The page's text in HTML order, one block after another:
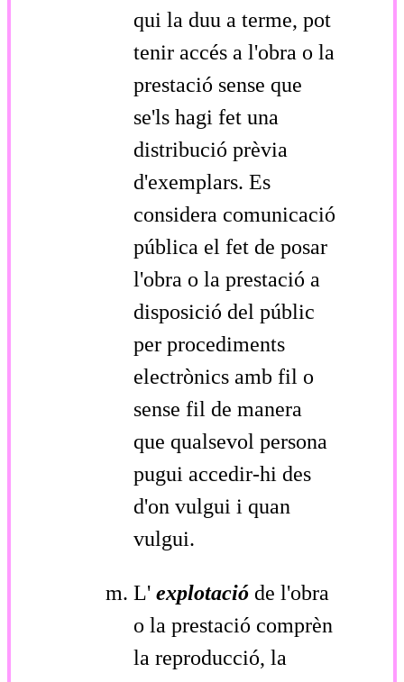
qui la duu a terme, pot
tenir accés a l'obra o la
prestació sense que
se'ls hagi fet una
distribució prèvia
d'exemplars. Es
considera comunicació
pública el fet de posar
l'obra o la prestació a
disposició del públic
per procediments
electrònics amb fil o
sense fil de manera
que qualsevol persona
pugui accedir-hi des
d'on vulgui i quan
vulgui.
L' explotació de l'obra
o la prestació comprèn
la reproducció, la